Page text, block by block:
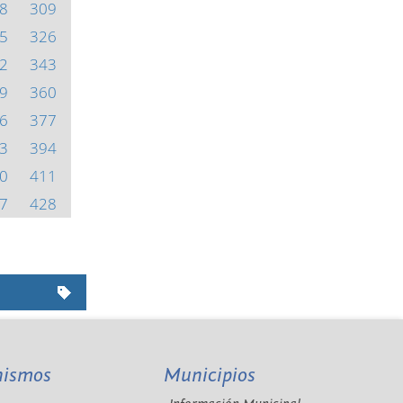
309
326
343
360
377
394
411
428
Municipios